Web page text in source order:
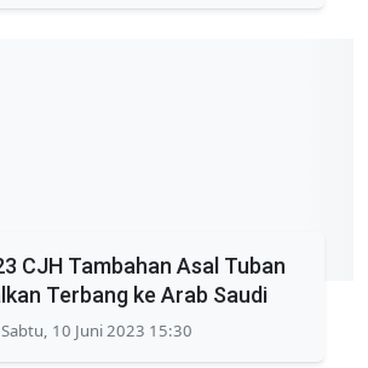
CJH Tambahan Asal Tuban
Terbang ke Arab Saudi
Sabtu, 10 Juni 2023 15:30